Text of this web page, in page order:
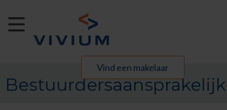
Vind een makelaar